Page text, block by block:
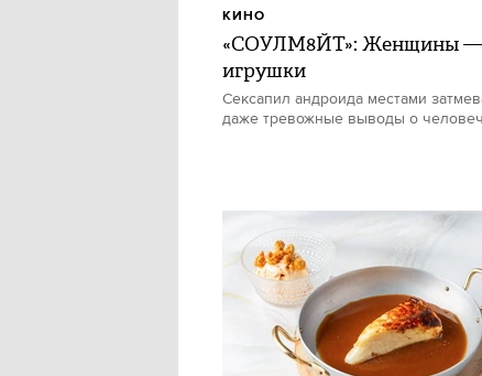
«СОУЛМ8ЙТ»: Женщины —
игрушки
Сексапил андроида местами
даже тревожные выводы о
КИНО